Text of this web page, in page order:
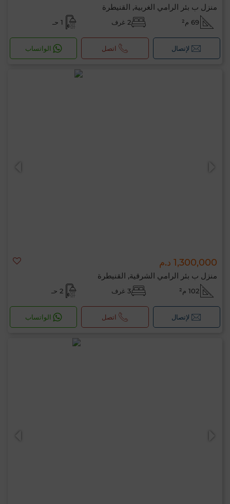
منزل ب بئر الرامي الغربية, القنيطرة
69 م² 2 غرف 1 حـ
لإتصال اتصل الواتساب
1,300,000 د.م
منزل ب بئر الرامي الشرقية, القنيطرة
102 م² 3 غرف 2 حـ
لإتصال اتصل الواتساب